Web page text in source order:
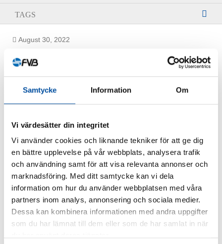
Samtycke Information Om
Vi värdesätter din integritet
Vi använder cookies och liknande tekniker för att ge dig
en bättre upplevelse på vår webbplats, analysera trafik
och användning samt för att visa relevanta annonser och
marknadsföring. Med ditt samtycke kan vi dela
information om hur du använder webbplatsen med våra
partners inom analys, annonsering och sociala medier.
Dessa kan kombinera informationen med andra uppgifter
som du har lämnat till dem eller som de har samlat in när
TAGS
August 30, 2022
Stefan Winkler
SHARE ARTICLE